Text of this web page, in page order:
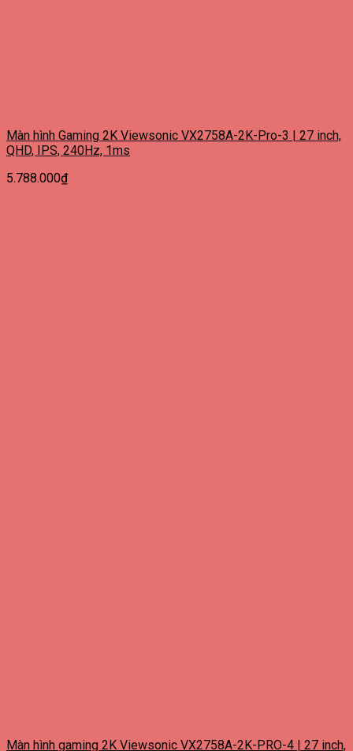
Màn hình Gaming 2K Viewsonic VX2758A-2K-Pro-3 | 27 inch,
QHD, IPS, 240Hz, 1ms
5.788.000₫
Màn hình gaming 2K Viewsonic VX2758A-2K-PRO-4 | 27 inch,